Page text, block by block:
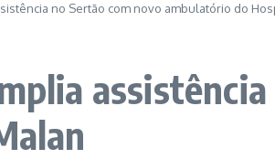
no Sertão com novo ambulatório do